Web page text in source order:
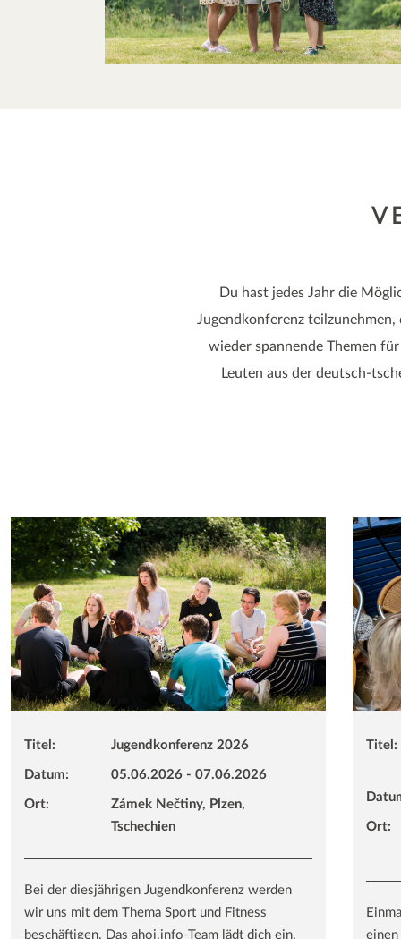
Du hast jedes Jahr die
Jugendkonferenz
wieder spannende Themen
Leuten aus der deutsch-
Titel: Jugendkonferenz 2026
Datum: 05.06.2026 - 07.06.2026
Ort:
Zámek Nečtiny, Plzen,
Tschechien
Bei der diesjährigen Jugendkonferenz werden
wir uns mit dem Thema Sport und Fitness
beschäftigen. Das ahoj.info-Team lädt dich ein,
Titel:
Ort:
einen